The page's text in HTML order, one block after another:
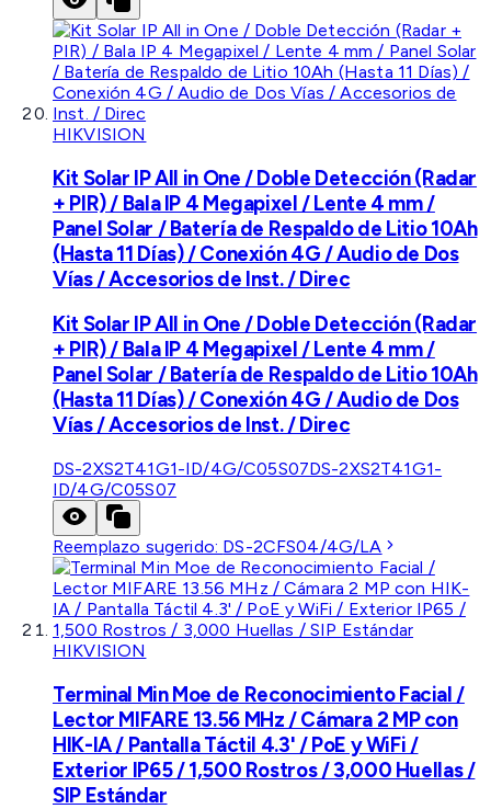
HIKVISION
Kit Solar IP All in One / Doble Detección (Radar
+ PIR) / Bala IP 4 Megapixel / Lente 4 mm /
Panel Solar / Batería de Respaldo de Litio 10Ah
(Hasta 11 Días) / Conexión 4G / Audio de Dos
Vías / Accesorios de Inst. / Direc
Kit Solar IP All in One / Doble Detección (Radar
+ PIR) / Bala IP 4 Megapixel / Lente 4 mm /
Panel Solar / Batería de Respaldo de Litio 10Ah
(Hasta 11 Días) / Conexión 4G / Audio de Dos
Vías / Accesorios de Inst. / Direc
DS-2XS2T41G1-ID/4G/C05S07DS-2XS2T41G1-
ID/4G/C05S07
Reemplazo sugerido: DS-2CFS04/4G/LA
HIKVISION
Terminal Min Moe de Reconocimiento Facial /
Lector MIFARE 13.56 MHz / Cámara 2 MP con
HIK-IA / Pantalla Táctil 4.3' / PoE y WiFi /
Exterior IP65 / 1,500 Rostros / 3,000 Huellas /
SIP Estándar